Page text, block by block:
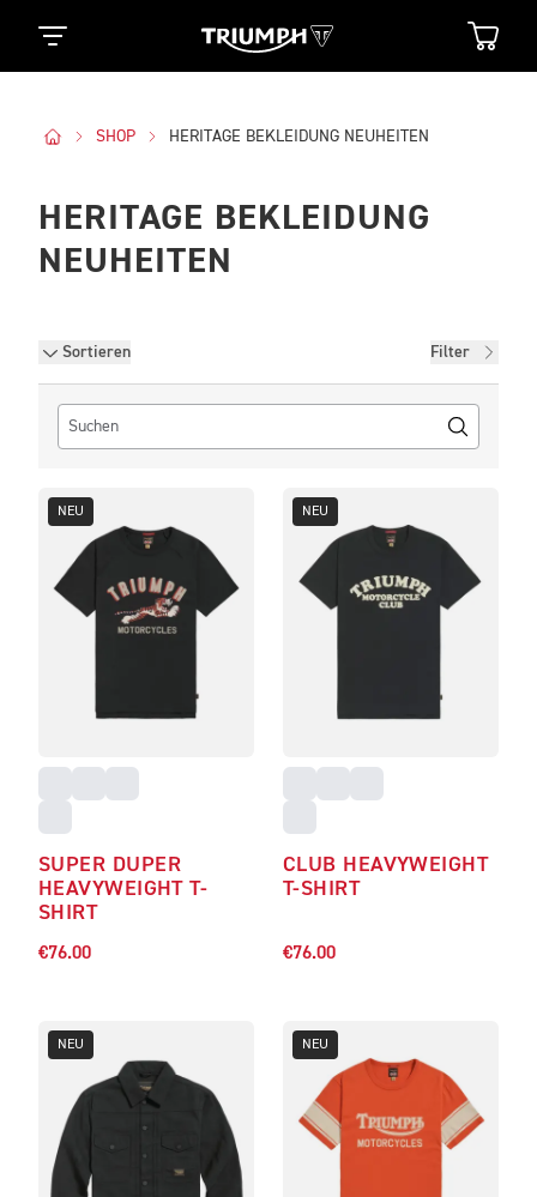
SHOP HERITAGE BEKLEIDUNG NEUHEITEN
HERITAGE BEKLEIDUNG
NEUHEITEN
Sortieren Filter
Filter
NEU
SUPER DUPER
HEAVYWEIGHT T-
SHIRT
€76.00
NEU
CLUB HEAVYWEIGHT
T-SHIRT
€76.00
NEU NEU